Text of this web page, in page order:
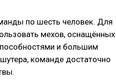
по шесть человек. Для
мехов, оснащённых
и большим
команде достаточно